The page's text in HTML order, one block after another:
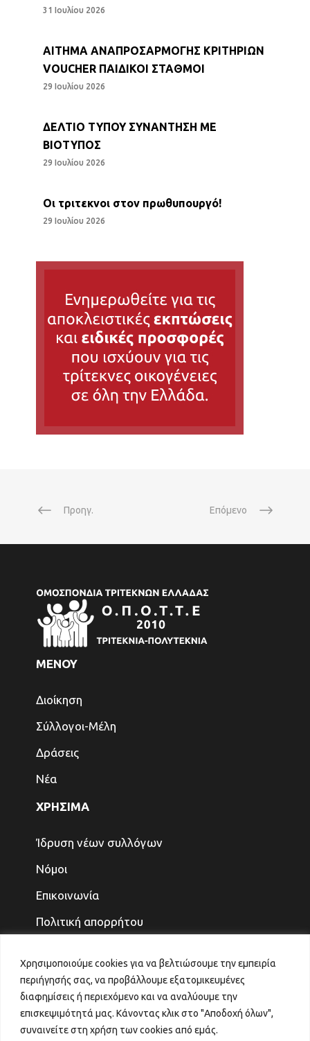
Χρησιμοποιούμε cookies για να βελτιώσουμε την εμπειρία
περιήγησής σας, να προβάλλουμε εξατομικευμένες
διαφημίσεις ή περιεχόμενο και να αναλύουμε την
επισκεψιμότητά μας. Κάνοντας κλικ στο "Αποδοχή όλων",
συναινείτε στη χρήση των cookies από εμάς.
31 Ιουλίου 2026
ΑΙΤΗΜΑ ΑΝΑΠΡΟΣΑΡΜΟΓΗΣ ΚΡΙΤΗΡΙΩΝ
VOUCHER ΠΑΙΔΙΚΟΙ ΣΤΑΘΜΟΙ
29 Ιουλίου 2026
ΔΕΛΤΙΟ ΤΥΠΟΥ ΣΥΝΑΝΤΗΣΗ ΜΕ
ΒΙΟΤΥΠΟΣ
29 Ιουλίου 2026
Οι τριτεκνοι στον πρωθυπουργό!
29 Ιουλίου 2026
Προηγ. Επόμενο
ΜΕΝΟΥ
Διοίκηση
Σύλλογοι-Μέλη
Δράσεις
Νέα
ΧΡΗΣΙΜΑ
Ίδρυση νέων συλλόγων
Νόμοι
Επικοινωνία
Πολιτική απορρήτου
ΓΙΑ ΤΑ ΠΑΙΔΙΑ ΚΑΙ ΤΗΝ ΟΙΚΟΓΕΝΕΙΑ, ΤΟ
ΜΕΛΛΟΝ ΤΟ ΚΕΡΔΙΖΟΥΜΕ
31 Ιουλίου 2026